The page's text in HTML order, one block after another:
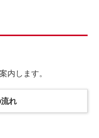
内します。
れ